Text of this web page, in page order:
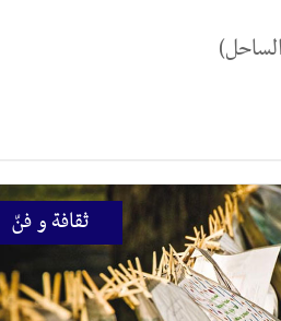
ثقافة و فنّ